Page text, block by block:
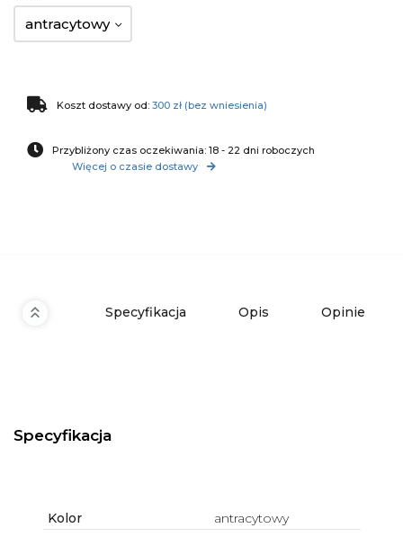
antracytowy
Koszt dostawy od: 300 zł (bez wniesienia)
Przybliżony czas oczekiwania: 18 - 22 dni roboczych
Więcej o czasie dostawy
Specyfikacja Opis Opinie
Specyfikacja
Kolor antracytowy